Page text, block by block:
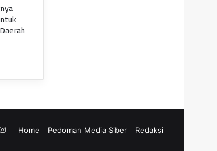
Home Pedoman Media Siber Redaksi
Instagram